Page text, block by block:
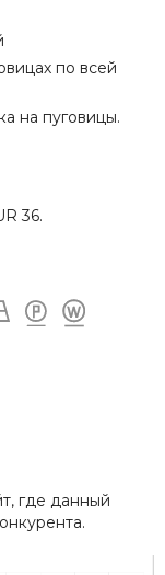
по всей
на пуговицы.
36.
где данный